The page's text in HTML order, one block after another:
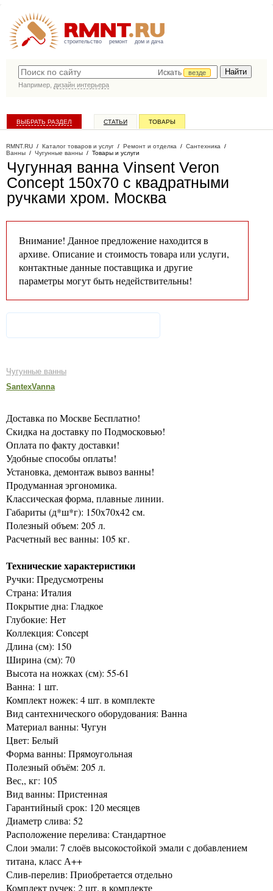
строительство ремонт дом и дача
Искать
везде
Например, дизайн интерьера
ВЫБРАТЬ РАЗДЕЛ СТАТЬИ ТОВАРЫ
RMNT.RU / Каталог товаров и услуг / Ремонт и отделка / Сантехника /
Ванны / Чугунные ванны / Товары и услуги
Чугунная ванна Vinsent Veron
Concept 150x70 с квадратными
ручками хром. Москва
Внимание! Данное предложение находится в
архиве. Описание и стоимость товара или услуги,
контактные данные поставщика и другие
параметры могут быть недействительны!
Чугунные ванны
SantexVanna
Доставка по Москве Бесплатно!
Скидка на доставку по Подмосковью!
Оплата по факту доставки!
Удобные способы оплаты!
Установка, демонтаж вывоз ванны!
Продуманная эргономика.
Классическая форма, плавные линии.
Габариты (д*ш*г): 150x70x42 см.
Полезный объем: 205 л.
Расчетный вес ванны: 105 кг.
Технические характеристики
Ручки: Предусмотрены
Страна: Италия
Покрытие дна: Гладкое
Глубокие: Нет
Коллекция: Concept
Длина (см): 150
Ширина (см): 70
Высота на ножках (см): 55-61
Ванна: 1 шт.
Комплект ножек: 4 шт. в комплекте
Вид сантехнического оборудования: Ванна
Материал ванны: Чугун
Цвет: Белый
Форма ванны: Прямоугольная
Полезный объём: 205 л.
Вес,, кг: 105
Вид ванны: Пристенная
Гарантийный срок: 120 месяцев
Диаметр слива: 52
Расположение перелива: Стандартное
Слои эмали: 7 слоёв высокостойкой эмали с добавлением
титана, класс А++
Слив-перелив: Приобретается отдельно
Комплект ручек: 2 шт. в комплекте